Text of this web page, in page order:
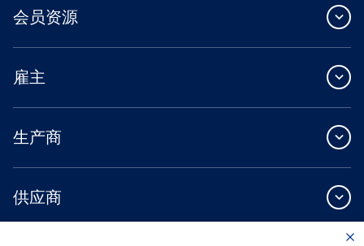
会员资源
雇主
生产商
供应商